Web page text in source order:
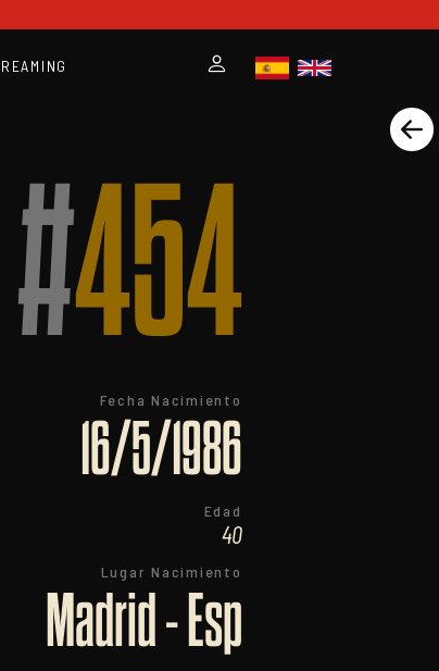
#454
Fecha Nacimiento
16/5/1986
Edad
40
Lugar Nacimiento
Madrid - Esp